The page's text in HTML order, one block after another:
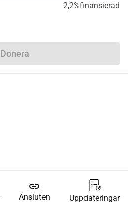
2,2%finansierad
Donera
link
Ansluten Uppdateringar